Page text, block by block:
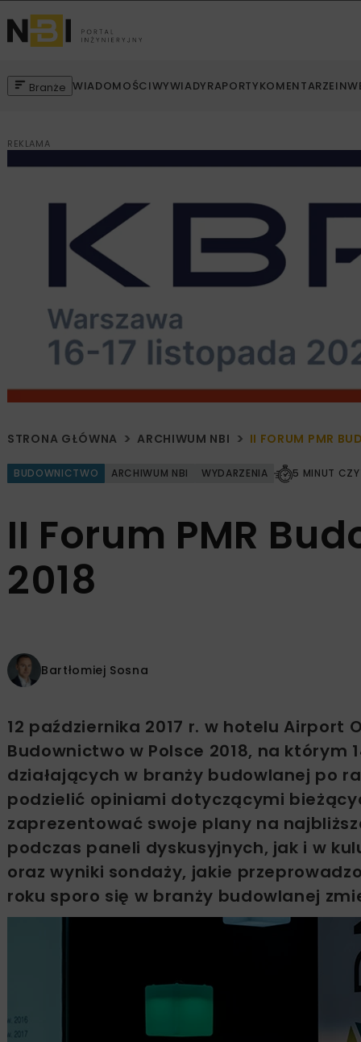
Branże WIADOMOŚCIWYWIADYRAPORTYKOMENTARZE
REKLAMA
STRONA GŁÓWNA ARCHIWUM NBI II FORUM PMR
BUDOWNICTWO ARCHIWUM NBI WYDARZENIA 5 MINUT
II Forum PMR
2018
Bartłomiej Sosna
12 października 2017 r. w hotelu Airport
Budownictwo w Polsce 2018, na
działających w branży budowlanej po
podzielić opiniami dotyczącymi
zaprezentować swoje plany na
podczas paneli dyskusyjnych, jak i w
oraz wyniki sondaży, jakie
roku sporo się w branży budowlanej